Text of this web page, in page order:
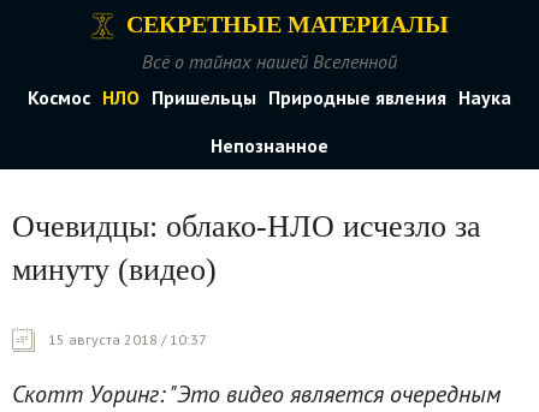
СЕКРЕТНЫЕ МАТЕРИАЛЫ
Всё о тайнах нашей Вселенной
Космос НЛО Пришельцы Природные явления Наука
Непознанное
Очевидцы: облако-НЛО исчезло за
минуту (видео)
15 августа 2018 / 10:37
Скотт Уоринг: "Это видео является очередным